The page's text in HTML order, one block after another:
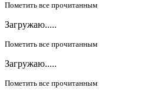
Пометить все прочитанным
Загружаю.....
Пометить все прочитанным
Загружаю.....
Пометить все прочитанным